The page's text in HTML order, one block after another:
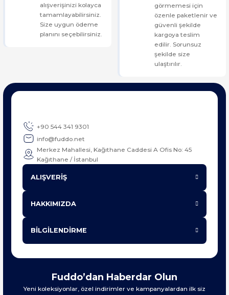
alışverişinizi kolayca
tamamlayabilirsiniz.
Size uygun ödeme
planını seçebilirsiniz.
görmemesi için
özenle paketlenir ve
güvenli şekilde
kargoya teslim
edilir. Sorunsuz
şekilde size
ulaştırılır.
+90 544 341 9301
info@fuddo.net
Merkez Mahallesi, Kağıthane Caddesi A Ofis No: 45
Kağıthane / İstanbul
ALIŞVERİŞ
HAKKIMIZDA
BİLGİLENDİRME
Fuddo’dan Haberdar Olun
Yeni koleksiyonlar, özel indirimler ve kampanyalardan ilk siz